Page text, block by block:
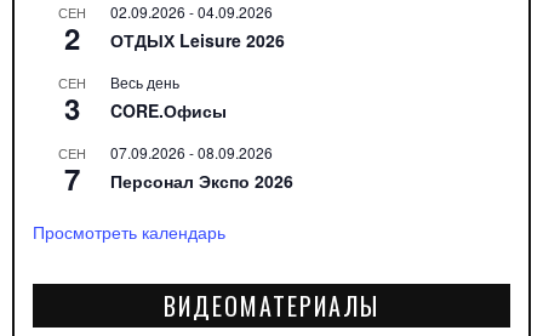
СЕН
2
02.09.2026 -04.09.2026
ОТДЫХ Leisure 2026
СЕН
3
Весь день
CORE.Офисы
СЕН
7
07.09.2026 -08.09.2026
Персонал Экспо 2026
Просмотреть календарь
ВИДЕОМАТЕРИАЛЫ